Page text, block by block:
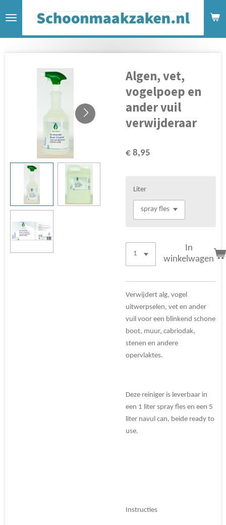
direct
Algen, vet,
vogelpoep en
ander vuil
verwijderaar
€ 8,95
Liter
In
winkelwagen
Verwijdert alg, vogel
uitwerpselen, vet en ander
vuil voor een blinkend schone
boot, muur, cabriodak,
stenen en andere
opervlaktes.
Deze reiniger is leverbaar in
een 1 liter spray fles en een 5
liter navul can, beide ready to
use.
Instructies